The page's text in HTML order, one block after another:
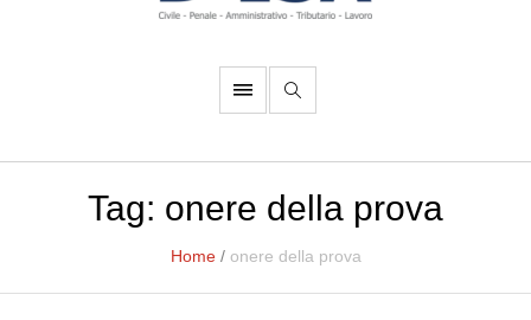
Tag: onere della prova
Home / onere della prova